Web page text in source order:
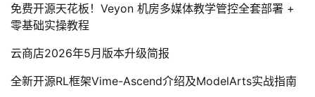
免费开源天花板！Veyon 机房多媒体教学管控全套部署 +
零基础实操教程
云商店2026年5月版本升级简报
全新开源RL框架Vime-Ascend介绍及ModelArts实战指南